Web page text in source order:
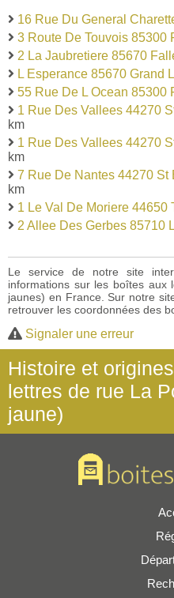
16 Rue Du General
3 Route De Touvois 85300
2 La Jaubretiere 85670
L Esperance 85670 Grand
55 Rue De L Ocean 85300
1 Rue Des Vallees 44270
km
1 Rue Des Vallees 44270
km
7 Rue De Nantes 44270 St
km
1 Le Val De Moriere 44650
2 Allee Des Gerbes 85710
Le service de notre site
informations sur les boîtes
jaunes) en France. Sur notre
retrouver les coordonnées des
Signaler une erreur
Histoire et
lettres de rue La
jaune)